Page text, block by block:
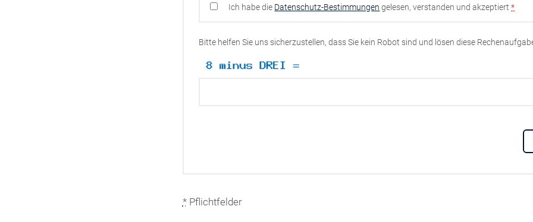
Ich habe die Datenschutz-Bestimmungen gelesen, verstanden und akzeptiert*
Bitte helfen Sie uns sicherzustellen, dass Sie kein Robot sind und lösen diese
*Pflichtfelder